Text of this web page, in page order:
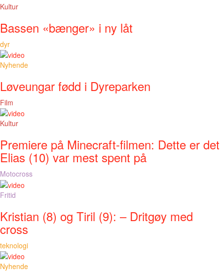
Kultur
Bassen «bænger» i ny låt
dyr
Nyhende
Løveungar fødd i Dyreparken
Film
Kultur
Premiere på Minecraft-filmen: Dette er det
Elias (10) var mest spent på
Motocross
Fritid
Kristian (8) og Tiril (9): – Dritgøy med
cross
teknologi
Nyhende